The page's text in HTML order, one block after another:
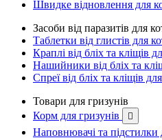
Швидке відновлення для
Засоби від паразитів для
Таблетки від глистів для
Краплі від бліх та кліщів
Нашийники від бліх та
Спреї від бліх та кліщів
Товари для гризунів
Корм для гризунів

Наповнювачі та підстилки